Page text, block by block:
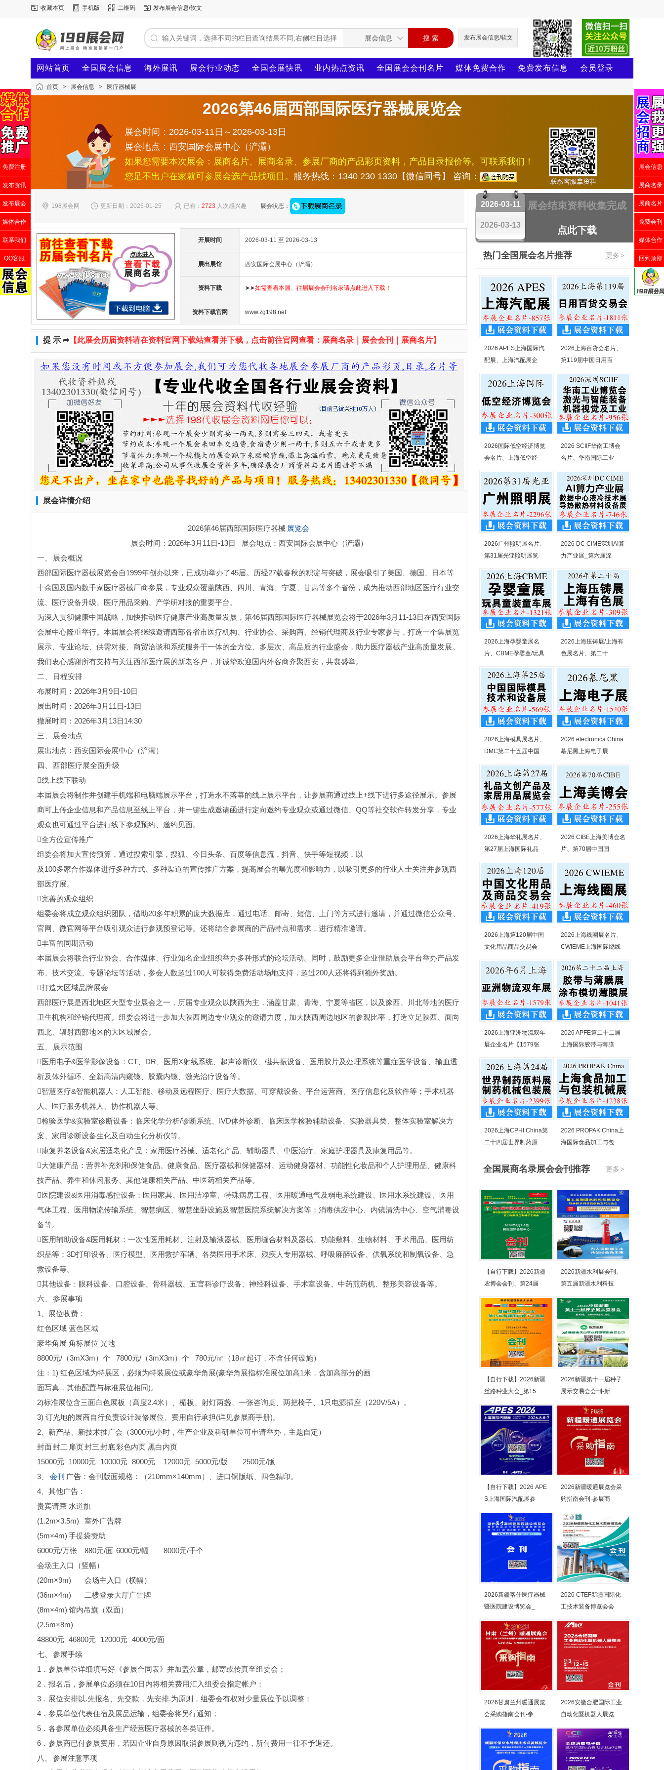
收藏本页 手机版 二维码 发布展会信息/软文
发布展会信息/软文
网站首页 全国展会信息 海外展讯 展会行业动态 全国会展快讯 业内热点资讯 全国展会会刊名片 媒体免费合作 免费发布信息 会员登录
首页 > 展会信息 > 医疗器械展
2026第46届西部国际医疗器械展览会
展会时间：2026-03-11日～2026-03-13日
展会地点：西安国际会展中心（浐灞）
如果您需要本次展会：展商名片、展商名录、参展厂商的产品彩页资料，产品目录报价等。可联系我们！
您足不出户在家就可参展会选产品找项目。 服务热线：1340 230 1330【微信同号】 咨询：
198展会网 更新日期：2026-01-25 已有： 2723 人次感兴趣 展会状态：
开展时间 2026-03-11 至 2026-03-13
展出展馆 西安国际会展中心（浐灞）
资料下载 ➤➤如需查看本届、往届展会会刊名录请点此进入下载！
资料下载官网 www.zg198.net
提 示 ➦【此展会历届资料请在资料官网下载站查看并下载，点击前往官网查看：展商名录｜展会会刊｜展商名片】
展会详情介绍
2026第46届西部国际医疗器械 展览会
展会时间：2026年3月11日-13日
展会地点：西安国际会展中心（浐灞）
一、
展会概况
西部国际医疗器械展览会自1999年创办以来，已成功举办了45届。历经27载春秋的积淀与突破，展会吸引了美国、德国、日本等
十余国及国内数千家医疗器械厂商参展，专业观众覆盖陕西、四川、青海、宁夏、甘肃等多个省份，成为推动西部地区医疗行业交
流、医疗设备升级、医疗用品采购、产学研对接的重要平台。
为深入贯彻健康中国战略，加快推动医疗健康产业高质量发展，第46届西部国际医疗器械展览会将于2026年3月11-13日在西安国际
会展中心隆重举行。本届展会将继续邀请西部各省市医疗机构、行业协会、采购商、经销代理商及行业专家参与，打造一个集展览
展示、专业论坛、供需对接、商贸洽谈和系统服务于一体的全方位、多层次、高品质的行业盛会，助力医疗器械产业高质量发展。
我们衷心感谢所有支持与关注西部医疗展的新老客户，并诚挚欢迎国内外客商齐聚西安，共襄盛举。
二、
日程安排
布展时间：2026年3月9日-10日
展出时间：2026年3月11日-13日
撤展时间：2026年3月13日14:30
三、
展会地点
展出地点：西安国际会展中心（浐灞）
四、
西部医疗展全面升级
线上线下联动
本届展会将制作并创建手机端和电脑端展示平台，打造永不落幕的线上展示平台，让参展商通过线上+线下进行多途径展示。参展
商可上传企业信息和产品信息至线上平台，并一键生成邀请函进行定向邀约专业观众或通过微信、QQ等社交软件转发分享，专业
观众也可通过平台进行线下参观预约、邀约见面。
全方位宣传推广
组委会将加大宣传预算，通过搜索引擎，搜狐、今日头条、百度等信息流，抖音、快手等短视频，以
及100多家合作媒体进行多种方式、多种渠道的宣传推广方案，提高展会的曝光度和影响力，以吸引更多的行业人士关注并参观西
部医疗展。
完善的观众组织
组委会将成立观众组织团队，借助20多年积累的庞大数据库，通过电话、邮寄、短信、上门等方式进行邀请，并通过微信公众号、
官网、微官网等平台吸引观众进行参观预登记等。还将结合参展商的产品特点和需求，进行精准邀请。
丰富的同期活动
本届展会将联合行业协会、合作媒体、行业知名企业组织举办多种形式的论坛活动。同时，鼓励更多企业借助展会平台举办产品发
布、技术交流、专题论坛等活动，参会人数超过100人可获得免费活动场地支持，超过200人还将得到额外奖励。
打造大区域品牌展会
西部医疗展是西北地区大型专业展会之一，历届专业观众以陕西为主，涵盖甘肃、青海、宁夏等省区，以及豫西、川北等地的医疗
卫生机构和经销代理商。组委会将进一步加大陕西周边专业观众的邀请力度，加大陕西周边地区的参观比率，打造立足陕西、面向
西北、辐射西部地区的大区域展会。
五、
展示范围
医用电子&医学影像设备：CT、DR、医用X射线系统、超声诊断仪、磁共振设备、医用胶片及处理系统等重症医学设备、输血透
析及体外循环、全新高清内窥镜、胶囊内镜、激光治疗设备等。
智慧医疗&智能机器人：人工智能、移动及远程医疗、医疗大数据、可穿戴设备、平台运营商、医疗信息化及软件等；手术机器
人、医疗服务机器人、协作机器人等。
检验医学&实验室诊断设备：临床化学分析/诊断系统、IVD体外诊断、临床医学检验辅助设备、实验器具类、整体实验室解决方
案、家用诊断设备生化及自动生化分析仪等。
康复养老设备&家居适老化产品：家用医疗器械、适老化产品、辅助器具、中医治疗、家庭护理器具及康复用品等。
大健康产品：营养补充剂和保健食品、健康食品、医疗器械和保健器材、运动健身器材、功能性化妆品和个人护理用品、健康科
技产品、养生和休闲服务、其他健康相关产品、中医药相关产品等。
医院建设&医用消毒感控设备：医用家具、医用洁净室、特殊病房工程、医用暖通电气及弱电系统建设、医用水系统建设、医用
气体工程、医用物流传输系统、智慧病区、智慧坐卧设施及智慧医院系统解决方案等；消毒供应中心、内镜清洗中心、空气消毒设
备等。
医用辅助设备&医用耗材：一次性医用耗材、注射及输液器械、医用缝合材料及器械、功能敷料、生物材料、手术用品、医用纺
织品等；3D打印设备、医疗模型、医用救护车辆、各类医用手术床、残疾人专用器械、呼吸麻醉设备、供氧系统和制氧设备、急
救设备等。
其他设备：眼科设备、口腔设备、骨科器械、五官科诊疗设备、神经科设备、手术室设备、中药煎药机、整形美容设备等。
六、
参展事项
1、展位收费：
红色区域 蓝色区域
豪华角展 角标展位 光地
8800元/（3mX3m）个
7800元/（3mX3m）个
780元/㎡（18㎡起订，不含任何设施）
注：1) 红色区域为特展区，必须为特装展位或豪华角展(豪华角展指标准展位加高1米，含加高部分的画
面写真，其他配置与标准展位相同)。
2)标准展位含三面白色展板（高度2.4米）、楣板、射灯两盏、一张咨询桌、两把椅子、1只电源插座（220V/5A）。
3) 订光地的展商自行负责设计装修展位、费用自行承担(详见参展商手册)。
2、新产品、新技术推广会（3000元/小时，生产企业及科研单位可申请举办，主题自定）
封面封二 扉页封三封底彩色内页 黑白内页
15000元 10000元 10000元 8000元 12000元 5000元/版
2500元/版
3、
会刊 广告：会刊版面规格：（210mm×140mm）、进口铜版纸、四色精印。
4、其他广告：
贵宾请柬 水道旗
(1.2m×3.5m)
室外广告牌
(5m×4m) 手提袋赞助
6000元/万张
880元/面 6000元/幅
8000元/千个
会场主入口（竖幅）
(20m×9m)
会场主入口（横幅）
(36m×4m)
二楼登录大厅广告牌
(8m×4m) 馆内吊旗（双面）
(2.5m×8m)
48800元 46800元 12000元 4000元/面
七、
参展手续
1．参展单位详细填写好《参展合同表》并加盖公章，邮寄或传真至组委会；
2．报名后，参展单位必须在10日内将相关费用汇入组委会指定帐户；
3．展位安排以.先报名、先交款，先安排.为原则，组委会有权对少量展位予以调整；
4．参展单位代表住宿及展品运输，组委会将另行通知；
5．各参展单位必须具备生产经营医疗器械的各类证件。
6．参展商已付参展费用，若因企业自身原因取消参展则视为违约，所付费用一律不予退还。
八、
参展注意事项
2026-03-11
2026-03-13
展会结束资料收集完成
点此下载
更多 >
热门全国展会名片推荐
2026 APES上海国际汽
配展、上海汽配展企
2026上海百货会名片、
第119届中国日用百
2026国际低空经济博览
会名片、上海低空经
2026 SCIIF华南工博会
名片、华南国际工业
2026广州照明展名片、
第31届光亚照明展览
2026 DC CIME深圳AI算
力产业展_第六届深
2026上海孕婴童展名
片、CBME孕婴童/玩具
2026上海压铸展/上海有
色展名片、第二十
2026上海模具展名片、
DMC第二十五届中国
2026 electronica China
慕尼黑上海电子展
2026上海华礼展名片、
第27届上海国际礼品
2026 CIBE上海美博会名
片、第70届中国国
2026上海第120届中国
文化用品商品交易会
2026上海线圈展名片、
CWIEME上海国际绕线
2026上海亚洲物流双年
展企业名片【1579张
2026 APFE第二十二届
上海国际胶带与薄膜
2026上海CPHI China第
二十四届世界制药原
2026 PROPAK China上
海国际食品加工与包
更多 >
全国展商名录展会会刊推荐
【自行下载】2026新疆
农博会会刊、第24届
2026新疆水利展会刊、
第五届新疆水利科技
【自行下载】2026新疆
丝路种业大会_第15
2026新疆第十一届种子
展示交易会会刊-新
【自行下载】2026 APE
S上海国际汽配展参
2026新疆暖通展览会采
购指南会刊-参展商
2026新疆喀什医疗器械
暨医院建设博览会_
2026 CTEF新疆国际化
工技术装备博览会会
2026甘肃兰州暖通展览
会采购指南会刊-参
2026安徽合肥国际工业
自动化暨机器人展览
免费注册
发布资讯
发布展会
媒体合作
联系我们
QQ客服
展会信息
展商名录
展商名片
免费会刊
媒体合作
回到顶部